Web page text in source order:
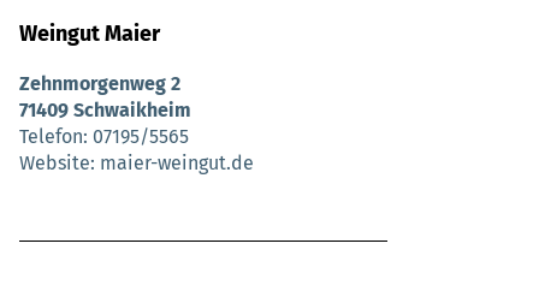
Weingut Maier
Zehnmorgenweg 2
71409 Schwaikheim
Telefon 07195/5565
Website maier-weingut.de